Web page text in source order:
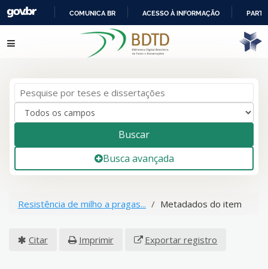
IR
PARA
COMUNICA BR ACESSO À INFORMAÇÃO
Pular para o conteúdo
Buscar
Busca avançada
Resistência de milho a pragas... Metadados do item
Citar Imprimir Exportar registro